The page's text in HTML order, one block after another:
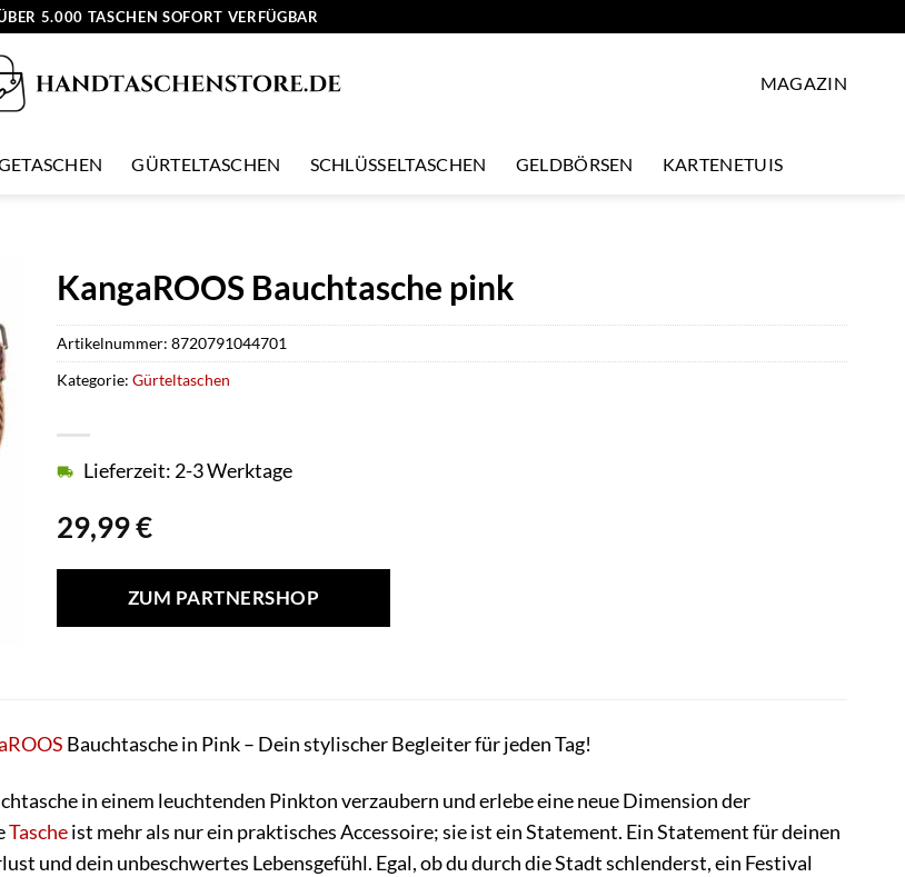
5.000 TASCHEN SOFORT VERFÜGBAR
MAGAZIN
GÜRTELTASCHEN SCHLÜSSELTASCHEN GELDBÖRSEN KARTENETUIS
KangaROOS Bauchtasche pink
29,99€
Lieferzeit: 2-3 Werktage
ZUM PARTNERSHOP
Artikelnummer:8720791044701
Kategorie:Gürteltaschen
Bauchtasche in Pink – Dein stylischer Begleiter für jeden Tag!
in einem leuchtenden Pinkton verzaubern und erlebe eine neue Dimension der
Tascheist mehr als nur ein praktisches Accessoire; sie ist ein Statement. Ein Statement für deinen
und dein unbeschwertes Lebensgefühl. Egal, ob du durch die Stadt schlenderst, ein Festival